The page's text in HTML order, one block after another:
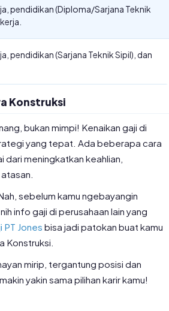
pendidikan (Diploma/Sarjana Teknik
pendidikan (Sarjana Teknik Sipil), dan
Konstruksi
bukan mimpi! Kenaikan gaji di
yang tepat. Ada beberapa cara
dari meningkatkan keahlian,
sebelum kamu ngebayangin
info gaji di perusahaan lain yang
PT Jones bisa jadi patokan buat kamu
Konstruksi.
mirip, tergantung posisi dan
yakin sama pilihan karir kamu!